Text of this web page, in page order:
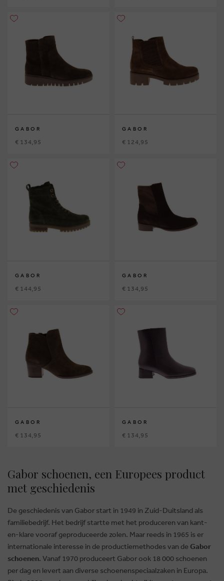
GABOR
€ 134,95
GABOR
€ 124,95
GABOR
€ 144,95
GABOR
€ 134,95
GABOR
€ 134,95
GABOR
€ 134,95
Gabor schoenen, een Europees product
met geschiedenis
De geschiedenis van Gabor start in 1949 in Zuid-Duitsland als
familiebedrijf. Het bedrijf startte met het produceren van kant-
en-klare vooraf geproduceerde zolen. Maar reeds in 1965 is er
internationale interesse in de productiemethodes van de Gabor
schoenen. Vanaf 1970 produceert Gabor ook 18 000 schoenen
per dag en levert aan diverse schoenenspeciaalzaken in Europa.